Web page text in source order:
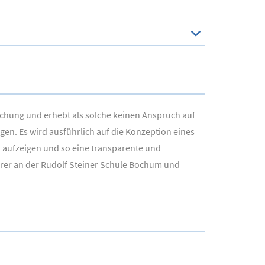
und erhebt als solche keinen Anspruch auf
Es wird ausführlich auf die Konzeption eines
und so eine transparente und
an der Rudolf Steiner Schule Bochum und